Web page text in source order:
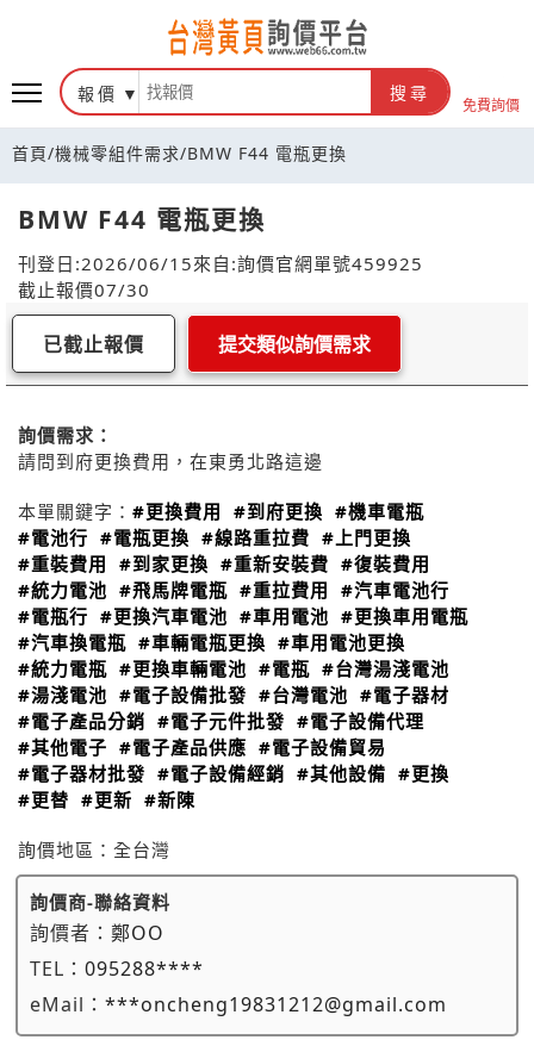
報價 搜尋
免費詢價
首頁/機械零組件需求/BMW F44 電瓶更換
BMW F44 電瓶更換
刊登日:2026/06/15來自:詢價官網單號459925
截止報價07/30
已截止報價 提交類似詢價需求
詢價需求：
請問到府更換費用，在東勇北路這邊
本單關鍵字： #更換費用 #到府更換 #機車電瓶
#電池行 #電瓶更換 #線路重拉費 #上門更換
#重裝費用 #到家更換 #重新安裝費 #復裝費用
#統力電池 #飛馬牌電瓶 #重拉費用 #汽車電池行
#電瓶行 #更換汽車電池 #車用電池 #更換車用電瓶
#汽車換電瓶 #車輛電瓶更換 #車用電池更換
#統力電瓶 #更換車輛電池 #電瓶 #台灣湯淺電池
#湯淺電池 #電子設備批發 #台灣電池 #電子器材
#電子產品分銷 #電子元件批發 #電子設備代理
#其他電子 #電子產品供應 #電子設備貿易
#電子器材批發 #電子設備經銷 #其他設備 #更換
#更替 #更新 #新陳
詢價地區： 全台灣
詢價商-聯絡資料
詢價者： 鄭OO
TEL： 095288****
eMail： ***oncheng19831212@gmail.com